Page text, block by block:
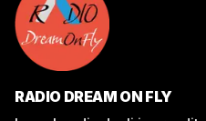
RADIO DREAM ON FLY